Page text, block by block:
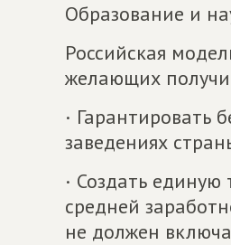
Образование и
Российская
желающих
· Гарантировать
заведениях
· Создать
средней
не должен